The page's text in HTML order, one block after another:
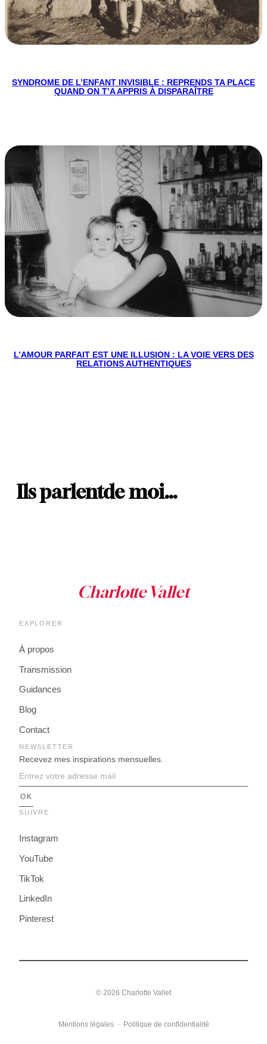
SYNDROME DE L’ENFANT INVISIBLE : REPRENDS TA PLACE
QUAND ON T’A APPRIS À DISPARAÎTRE
L’AMOUR PARFAIT EST UNE ILLUSION : LA VOIE VERS DES
RELATIONS AUTHENTIQUES
Ils parlentde moi…
EXPLORER
À propos
Transmission
Guidances
Blog
Contact
NEWSLETTER
Recevez mes inspirations mensuelles.
SUIVRE
Instagram
YouTube
TikTok
LinkedIn
Pinterest
© 2026 Charlotte Vallet
Mentions légales· Politique de confidentialité